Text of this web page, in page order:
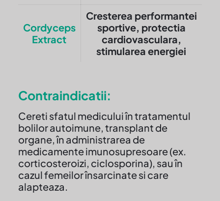
Cordyceps
Extract
Cresterea performantei
sportive, protectia
cardiovasculara,
stimularea energiei
Contraindicatii:
Cereti sfatul medicului în tratamentul
bolilor autoimune, transplant de
organe, în administrarea de
medicamente imunosupresoare (ex.
corticosteroizi, ciclosporina), sau în
cazul femeilor însarcinate si care
alapteaza.